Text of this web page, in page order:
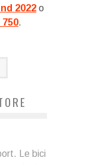
2022 o
.
Le bici